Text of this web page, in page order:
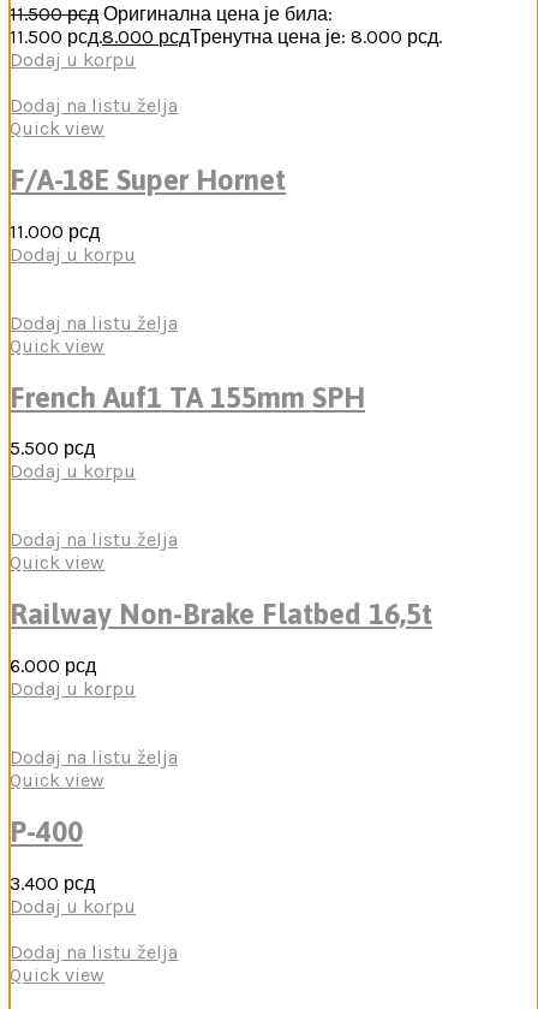
11.500рсд Оригинална цена је била:
11.500 рсд.8.000 рсдТренутна цена је: 8.000 рсд.
Dodaj u korpu
Dodaj na listu želja
Quick view
F/A-18E Super Hornet
11.000 рсд
Dodaj u korpu
Dodaj na listu želja
Quick view
French Auf1 TA 155mm SPH
5.500 рсд
Dodaj u korpu
Dodaj na listu želja
Quick view
Railway Non-Brake Flatbed 16,5t
6.000 рсд
Dodaj u korpu
Dodaj na listu želja
Quick view
P-400
3.400 рсд
Dodaj u korpu
Dodaj na listu želja
Quick view